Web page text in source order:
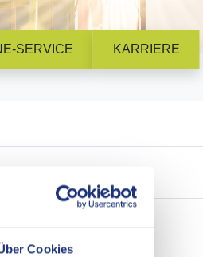
Cookies
SERVICE KARRIERE